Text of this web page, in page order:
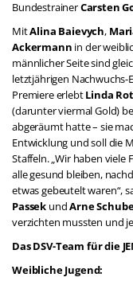
BundestrainerCarsten
MitAlina Baievych,
Ackermann in der
männlicher Seite sind
letztjährigen Nachwuchs-
Premiere erlebtLinda
(darunter viermal Gold)
abgeräumt hatte – sie
Entwicklung und soll die
Staffeln. „Wir haben
alle gesund bleiben,
etwas gebeutelt waren“,
Passek undArne
verzichten mussten und
Das DSV-Team für die
Weibliche Jugend: